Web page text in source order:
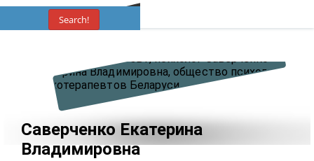
Search!
Саверченко Екатерина
Владимировна